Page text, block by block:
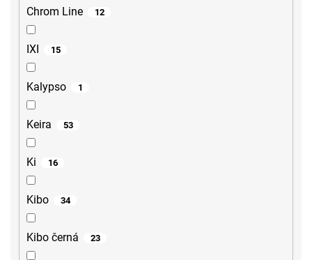
Chrom Line 12
IXI 15
Kalypso 1
Keira 53
Ki 16
Kibo 34
Kibo černá 23